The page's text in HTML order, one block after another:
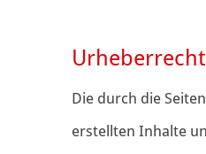
Die durch die
erstellten Inhalte